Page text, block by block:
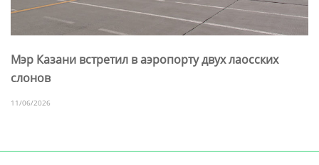
Мэр Казани встретил в аэропорту двух лаосских
слонов
11/06/2026